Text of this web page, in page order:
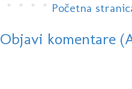
Početna
Objavi komentare